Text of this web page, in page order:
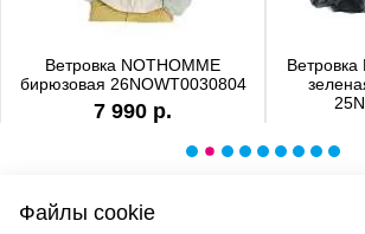
Ветровка NOTHOMME
бирюзовая 26NOWT0030804
7 990 р.
Ветровка
Файлы cookie